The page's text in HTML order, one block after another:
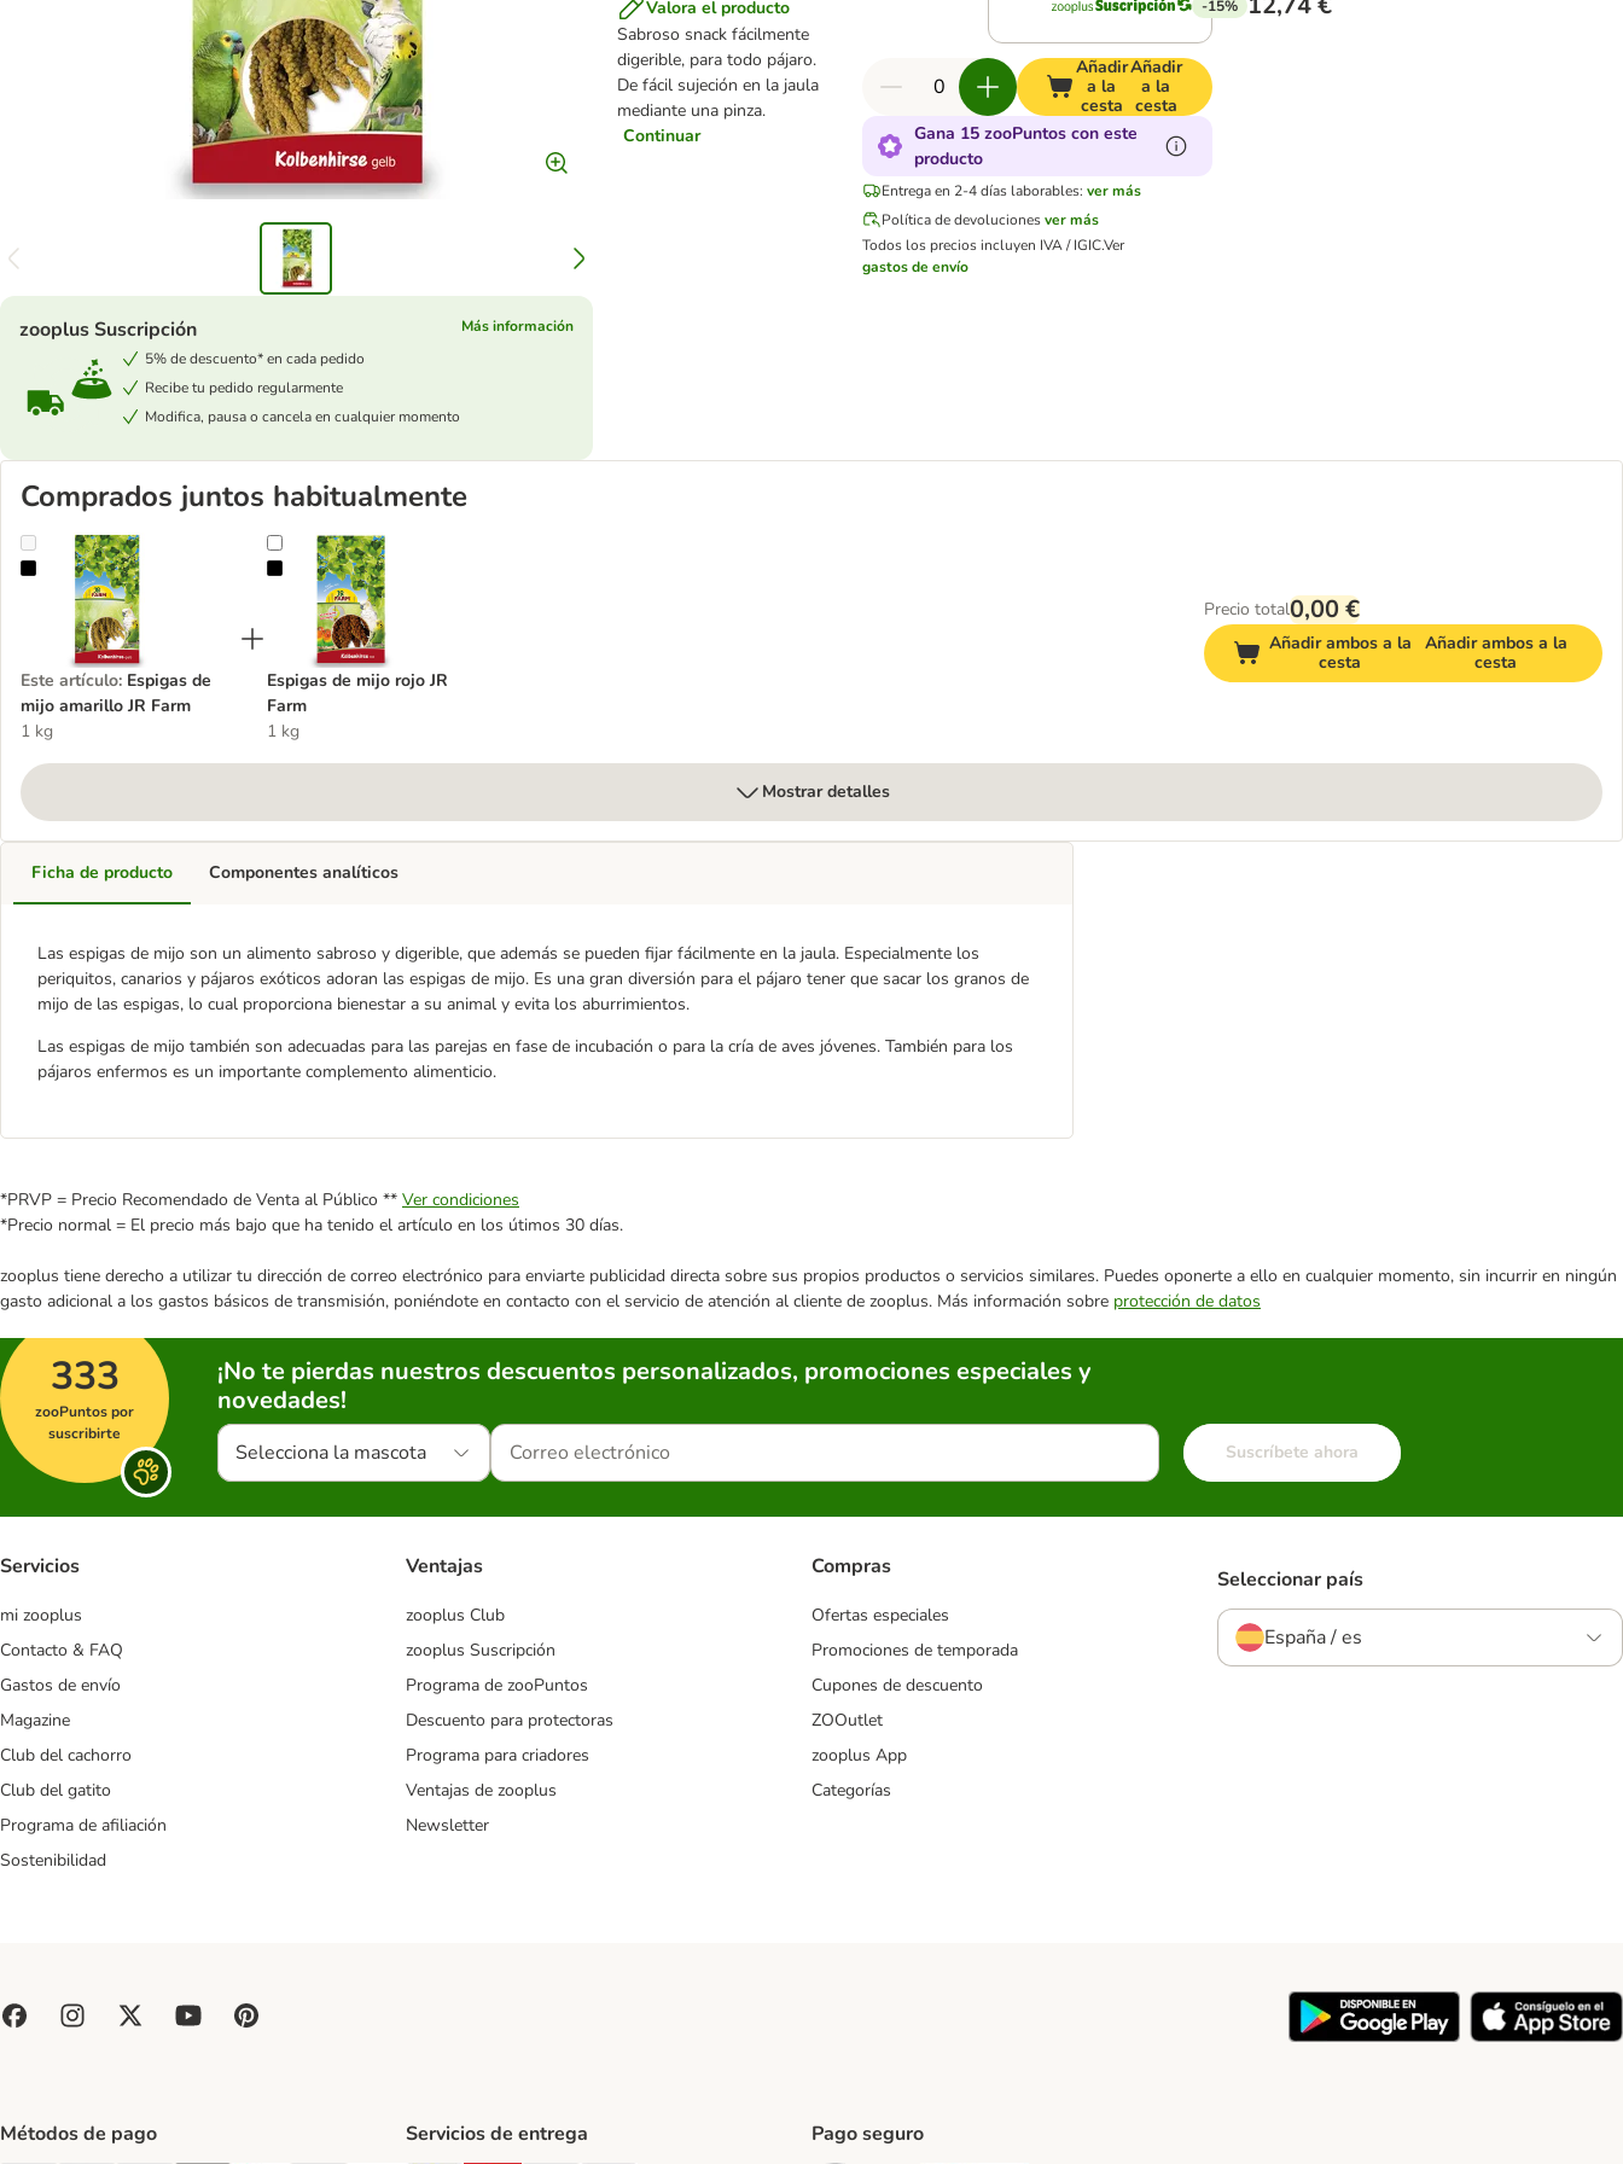
Valora el producto
Sabroso snack fácilmente
digerible, para todo pájaro.
De fácil sujeción en la jaula
mediante una pinza.
Continuar
zooplus Suscripción
Más información
5% de descuento* en cada pedido
Recibe tu pedido regularmente
Modifica, pausa o cancela en cualquier momento
-15%
Añadir
a la
cesta
Añadir
a la
cesta
Gana 15 zooPuntos con este
producto
Entrega en 2-4 días laborables: ver más
Política de devoluciones ver más
Todos los precios incluyen IVA / IGIC.Ver
gastos de envío
Comprados juntos habitualmente
Espigas de mijo amarillo JR Farm
Este artículo: Espigas de
mijo amarillo JR Farm
1 kg
Espigas de mijo rojo JR Farm
Espigas de mijo rojo JR
Farm
1 kg
Precio total0,00 €
Añadir ambos a la
cesta
Añadir ambos a la
cesta
Mostrar detalles
Ficha de producto
Las espigas de mijo son un alimento sabroso y digerible, que además se pueden fijar fácilmente en la jaula. Especialmente los
periquitos, canarios y pájaros exóticos adoran las espigas de mijo. Es una gran diversión para el pájaro tener que sacar los granos de
mijo de las espigas, lo cual proporciona bienestar a su animal y evita los aburrimientos.
Las espigas de mijo también son adecuadas para las parejas en fase de incubación o para la cría de aves jóvenes. También para los
pájaros enfermos es un importante complemento alimenticio.
Componentes analíticos
*PRVP = Precio Recomendado de Venta al Público ** Ver condiciones
*Precio normal = El precio más bajo que ha tenido el artículo en los útimos 30 días.
zooplus tiene derecho a utilizar tu dirección de correo electrónico para enviarte publicidad directa sobre sus propios productos o servicios similares. Puedes oponerte a ello en cualquier momento, sin incurrir en ningún
gasto adicional a los gastos básicos de transmisión, poniéndote en contacto con el servicio de atención al cliente de zooplus. Más información sobre protección de datos
333
zooPuntos por
suscribirte
¡No te pierdas nuestros descuentos personalizados, promociones especiales y
novedades!
Selecciona la mascota Suscríbete ahora
Servicios
mi zooplus
Contacto & FAQ
Gastos de envío
Magazine
Club del cachorro
Club del gatito
Programa de afiliación
Sostenibilidad
Ventajas
zooplus Club
zooplus Suscripción
Programa de zooPuntos
Descuento para protectoras
Programa para criadores
Ventajas de zooplus
Newsletter
Compras
Ofertas especiales
Promociones de temporada
Cupones de descuento
ZOOutlet
zooplus App
Categorías
Seleccionar país
España / es
Métodos de pago Servicios de entrega Pago seguro